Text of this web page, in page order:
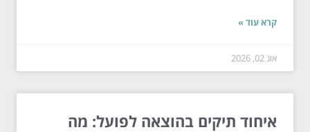
קרא עוד »
אוג 02, 2026
איחוד תיקים בהוצאה לפועל: מה